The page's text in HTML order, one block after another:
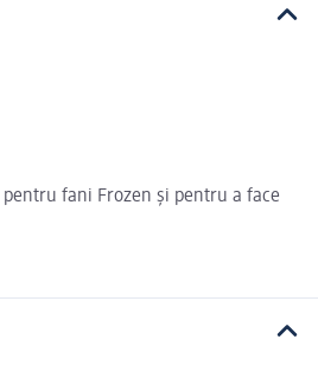
fani Frozen și pentru a face